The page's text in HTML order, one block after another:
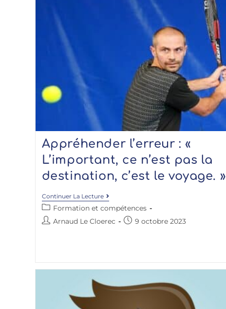
Appréhender l’erreur : «
L’important, ce n’est pas la
destination, c’est le voyage. »
Continuer La Lecture
Formation et compétences
Arnaud Le Cloerec
9 octobre 2023